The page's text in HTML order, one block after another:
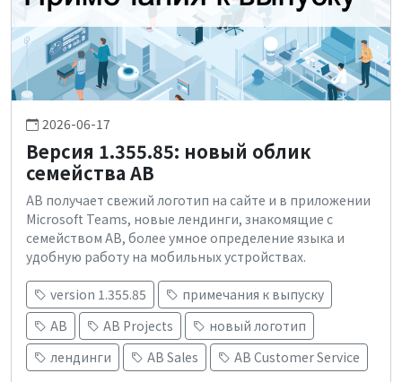
2026-06-17
Версия 1.355.85: новый облик
семейства AB
AB получает свежий логотип на сайте и в приложении
Microsoft Teams, новые лендинги, знакомящие с
семейством AB, более умное определение языка и
удобную работу на мобильных устройствах.
version 1.355.85
примечания к выпуску
AB
AB Projects
новый логотип
лендинги
AB Sales AB Customer Service